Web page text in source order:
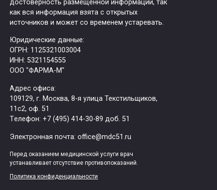
достоверность размещенной информации, так
как вся информация взята с открытых
источников и может со временем устаревать.
Юридические данные:
ОГРН: 1125321003004
ИНН: 5321154555
ООО "ФАРМА-М"
Адрес офиса:
109129, г. Москва, ​8-я улица Текстильщиков,
11с2, оф. 51
Tелефон: +7 (495) 414-30-89 доб. 51
Электронная почта: office@mdc51.ru
Перед оказанием медицинской услуги врач
устанавливает отсутствие противопоказаний.
Политика конфиденциальности